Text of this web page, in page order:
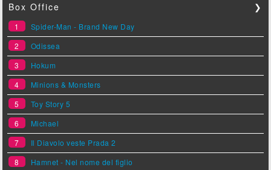
Box Office ❯
1
Spider-Man - Brand New Day
2
Odissea
3
Hokum
4
Minions & Monsters
5
Toy Story 5
6
Michael
7
Il Diavolo veste Prada 2
8
Hamnet - Nel nome del figlio